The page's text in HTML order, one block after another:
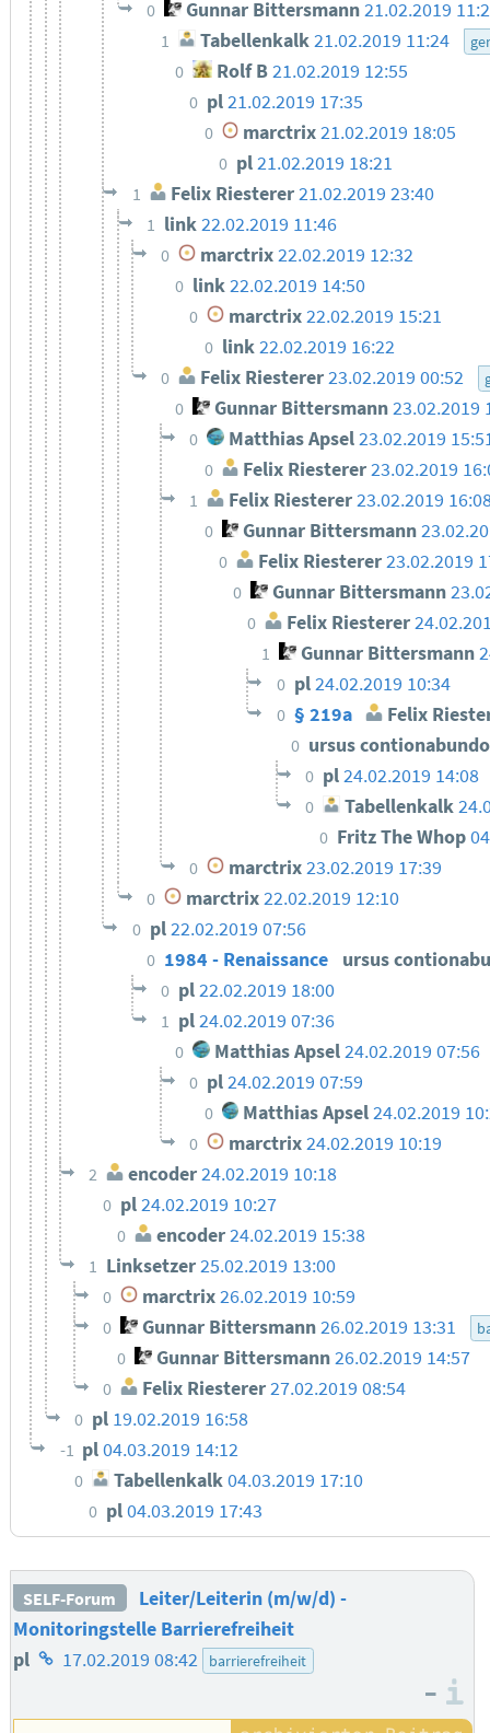
0 Gunnar Bittersmann 21.02.2019
1 Tabellenkalk21.02.2019 11:24
0 Rolf B21.02.2019 12:55
0 pl21.02.2019 17:35
0 marctrix21.02.2019 18:05
0 pl21.02.2019 18:21
1 Felix Riesterer21.02.2019 23:40
1 link22.02.2019 11:46
0 marctrix22.02.2019 12:32
0 link22.02.2019 14:50
0 marctrix22.02.2019 15:21
0 link22.02.2019 16:22
0 Felix Riesterer23.02.2019 00:52
0 Gunnar Bittersmann23.02.2019
0 Matthias Apsel23.02.2019
0 Felix Riesterer23.02.2019
1 Felix Riesterer23.02.2019
0 Gunnar Bittersmann
0 Felix Riesterer 23.02.2019
0 Gunnar Bittersmann
0 Felix Riesterer
1 Gunnar Bittersmann
0 pl24.02.2019 10:34
0 § 219a Felix
0 ursus
0 pl24.02.2019 14:08
0 Tabellenkalk
0 Fritz The Whop
0 marctrix23.02.2019 17:39
0 marctrix 22.02.2019 12:10
0 pl22.02.2019 07:56
0 1984 - Renaissance ursus
0 pl22.02.2019 18:00
1 pl24.02.2019 07:36
0 Matthias Apsel24.02.2019 07:56
0 pl24.02.2019 07:59
0 Matthias Apsel24.02.2019
0 marctrix24.02.2019 10:19
2 encoder24.02.2019 10:18
0 pl24.02.2019 10:27
0 encoder24.02.2019 15:38
1 Linksetzer25.02.2019 13:00
0 marctrix26.02.2019 10:59
0 Gunnar Bittersmann26.02.2019 13:31
0 Gunnar Bittersmann26.02.2019 14:57
0 Felix Riesterer27.02.2019 08:54
0 pl 19.02.2019 16:58
-1 pl04.03.2019 14:12
0 Tabellenkalk 04.03.2019 17:10
0 pl04.03.2019 17:43
SELF-Forum
Leiter/Leiterin (m/w/d) -
Monitoringstelle Barrierefreiheit
pl Homepage
Autors
17.02.2019 08:42 barrierefreiheit
–